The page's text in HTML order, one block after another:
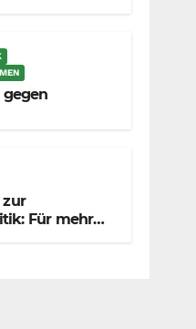
zur
Für mehr